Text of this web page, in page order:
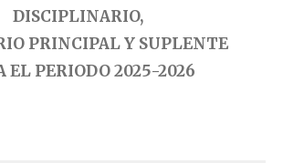
DISCIPLINARIO,
PRINCIPAL Y SUPLENTE
EL PERIODO 2025-2026